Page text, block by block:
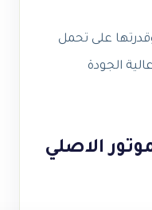
وقدرتها على تحمل
الجودة
الاصلي